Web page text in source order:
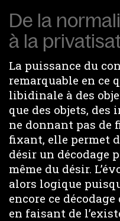
De la
à la
La puissance du
remarquable en ce
libidinale à des
que des objets,
ne donnant pas de
fixant, elle permet
désir un décodage
même du désir.
alors logique
encore ce
en faisant de